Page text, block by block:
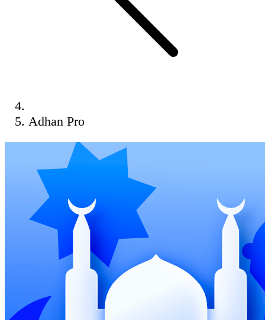
Adhan Pro